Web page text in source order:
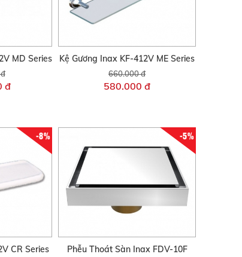
MD Series
đ
Kệ Gương Inax KF-412V ME Series
660.000 đ
580.000 đ
-8%
CR Series
-5%
Phễu Thoát Sàn Inax FDV-10F